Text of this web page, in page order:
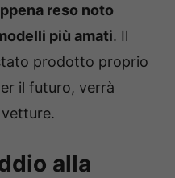
reso noto
più amati. Il
prodotto proprio
il futuro, verrà
alla